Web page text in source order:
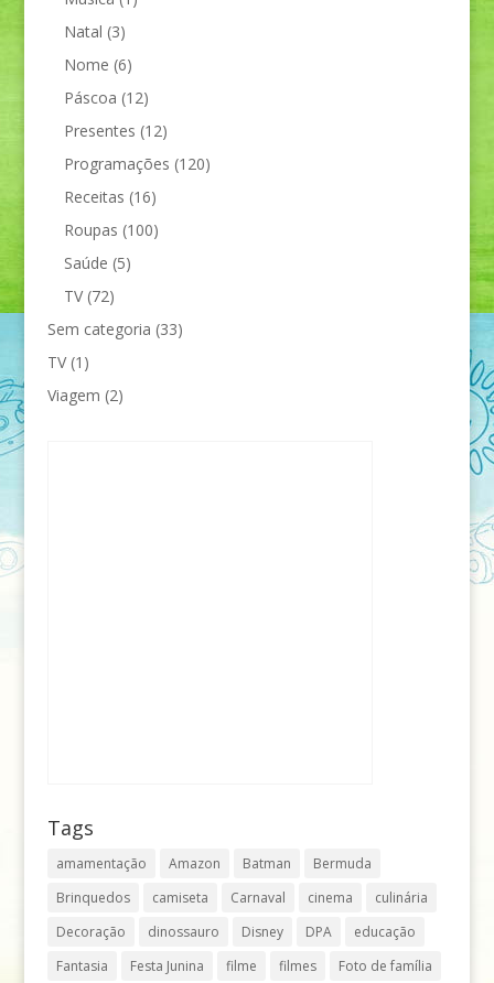
Natal (3)
Nome (6)
Páscoa (12)
Presentes (12)
Programações (120)
Receitas (16)
Roupas (100)
Saúde (5)
TV(72)
Sem categoria (33)
TV(1)
Viagem (2)
Tags
amamentação Amazon Batman
Bermuda
Brinquedos
camiseta Carnaval cinema
culinária
Decoração
dinossauro Disney DPA
educação
Fantasia
Festa Junina filme filmes Foto de família